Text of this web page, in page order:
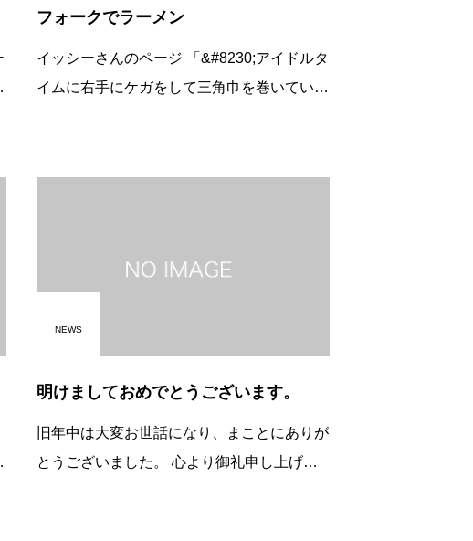
フォークでラーメン
イッシーさんのページ 「&#8230;アイドルタ
イムに右手にケガをして三角巾を巻いている
ークをお
NEWS
明けましておめでとうございます。
旧年中は大変お世話になり、まことにありが
とうございました。 心より御礼申し上げま